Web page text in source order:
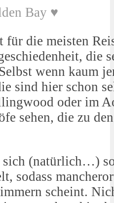
Bay ♥
für die meisten
die
wenn kaum
sind hier schon
oder im
sehen, die zu
sich (natürlich…)
sodass
scheint.